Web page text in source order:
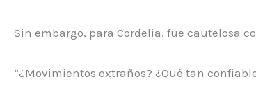
Sin embargo, para Cordelia, fue cautelosa
“¿Movimientos extraños? ¿Qué tan